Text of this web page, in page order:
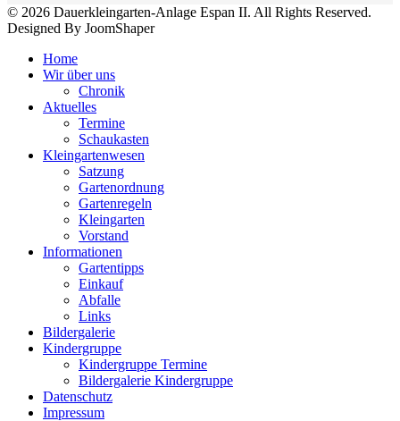
© 2026 Dauerkleingarten-Anlage Espan II. All Rights Reserved.
Designed By JoomShaper
Home
Wir über uns
Chronik
Aktuelles
Termine
Schaukasten
Kleingartenwesen
Satzung
Gartenordnung
Gartenregeln
Kleingarten
Vorstand
Informationen
Gartentipps
Einkauf
Abfalle
Links
Bildergalerie
Kindergruppe
Kindergruppe Termine
Bildergalerie Kindergruppe
Datenschutz
Impressum